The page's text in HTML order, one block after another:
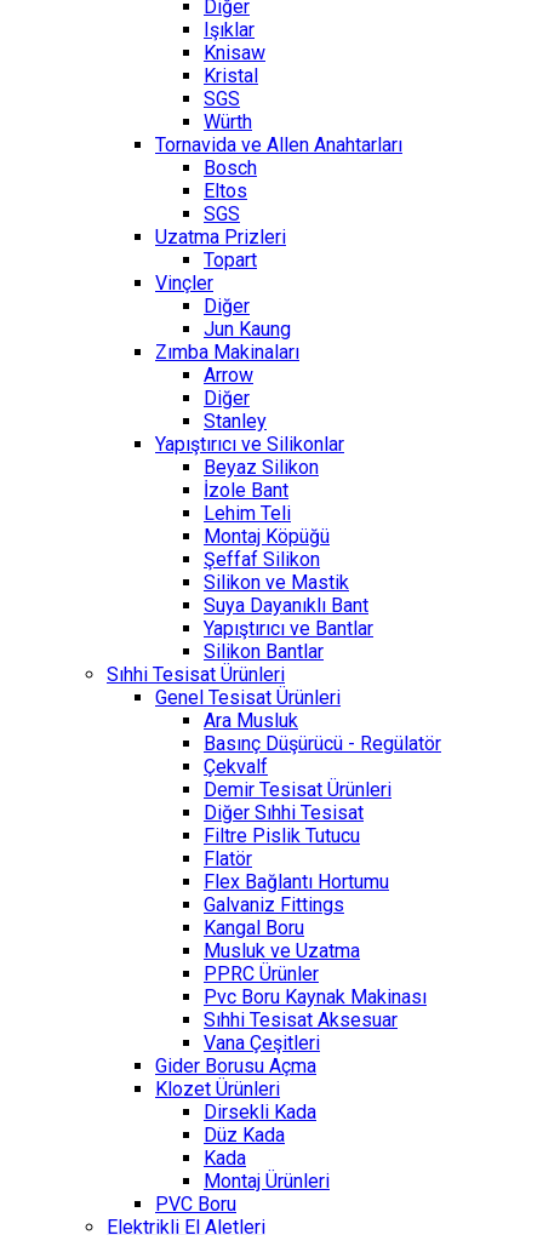
Diğer
Işıklar
Knisaw
Kristal
SGS
Würth
Tornavida ve Allen Anahtarları
Bosch
Eltos
SGS
Uzatma Prizleri
Topart
Vinçler
Diğer
Jun Kaung
Zımba Makinaları
Arrow
Diğer
Stanley
Yapıştırıcı ve Silikonlar
Beyaz Silikon
İzole Bant
Lehim Teli
Montaj Köpüğü
Şeffaf Silikon
Silikon ve Mastik
Suya Dayanıklı Bant
Yapıştırıcı ve Bantlar
Silikon Bantlar
Sıhhi Tesisat Ürünleri
Genel Tesisat Ürünleri
Ara Musluk
Basınç Düşürücü - Regülatör
Çekvalf
Demir Tesisat Ürünleri
Diğer Sıhhi Tesisat
Filtre Pislik Tutucu
Flatör
Flex Bağlantı Hortumu
Galvaniz Fittings
Kangal Boru
Musluk ve Uzatma
PPRC Ürünler
Pvc Boru Kaynak Makinası
Sıhhi Tesisat Aksesuar
Vana Çeşitleri
Gider Borusu Açma
Klozet Ürünleri
Dirsekli Kada
Düz Kada
Kada
Montaj Ürünleri
PVC Boru
Elektrikli El Aletleri